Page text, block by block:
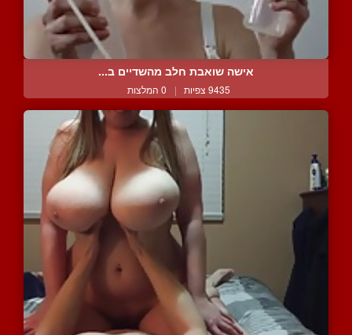
אישה שואבת חלב מהשדיים ב...
9435 צפיות | 0 המלצות